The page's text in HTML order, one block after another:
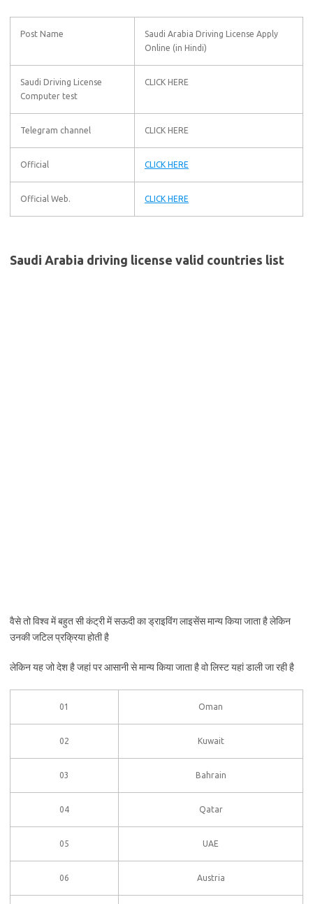
Post Name
Saudi Arabia Driving License Apply
Online (in Hindi)
Saudi Driving License
Computer test
CLICK HERE
Telegram channel CLICK HERE
Official CLICK HERE
Official Web. CLICK HERE
Saudi Arabia driving license valid countries list
वैसे तो विश्व में बहुत सी कंट्री में सऊदी का ड्राइविंग लाइसेंस मान्य किया जाता है लेकिन
उनकी जटिल प्रक्रिया होती है
लेकिन यह जो देश है जहां पर आसानी से मान्य किया जाता है वो लिस्ट यहां डाली जा रही है
01 Oman
02 Kuwait
03 Bahrain
04 Qatar
05 UAE
06 Austria